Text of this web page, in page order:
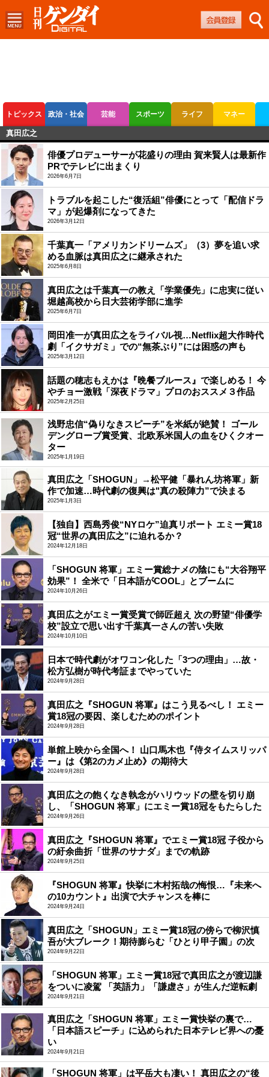
トピックス 政治・社会 芸能 スポーツ ライフ マネー
ボートレース
真田広之
俳優プロデューサーが花盛りの理由 賀来賢人は最新作
PRでテレビに出まくり
2026年6月7日
トラブルを起こした“復活組”俳優にとって「配信ドラ
マ」が起爆剤になってきた
2026年3月12日
千葉真一「アメリカンドリームズ」（3）夢を追い求
める血脈は真田広之に継承された
2025年6月8日
真田広之は千葉真一の教え「学業優先」に忠実に従い
堀越高校から日大芸術学部に進学
2025年6月7日
岡田准一が真田広之をライバル視…Netflix超大作時代
劇「イクサガミ」での“無茶ぶり”には困惑の声も
2025年3月12日
話題の穂志もえかは『晩餐ブルース』で楽しめる！ 今
やチョー激戦「深夜ドラマ」プロのおススメ３作品
2025年2月25日
浅野忠信“偽りなきスピーチ”を米紙が絶賛！ ゴール
デングローブ賞受賞、北欧系米国人の血をひくクオー
ター
2025年1月19日
真田広之「SHOGUN」→松平健「暴れん坊将軍」新
作で加速…時代劇の復興は"真の殺陣力”で決まる
2025年1月3日
【独自】西島秀俊“NYロケ”迫真リポート エミー賞18
冠“世界の真田広之”に迫れるか？
2024年12月18日
「SHOGUN 将軍」エミー賞総ナメの陰にも“大谷翔平
効果”！ 全米で「日本語がCOOL」とブームに
2024年10月26日
真田広之がエミー賞受賞で師匠超え 次の野望“俳優学
校”設立で思い出す千葉真一さんの苦い失敗
2024年10月10日
日本で時代劇がオワコン化した「3つの理由」…故・
松方弘樹が時代考証までやっていた
2024年9月28日
真田広之『SHOGUN 将軍』はこう見るべし！ エミー
賞18冠の要因、楽しむためのポイント
2024年9月28日
単館上映から全国へ！ 山口馬木也『侍タイムスリッパ
ー』は《第2のカメ止め》の期待大
2024年9月28日
真田広之の飽くなき執念がハリウッドの壁を切り崩
し、「SHOGUN 将軍」にエミー賞18冠をもたらした
2024年9月26日
真田広之『SHOGUN 将軍』でエミー賞18冠 子役から
の紆余曲折「世界のサナダ」までの軌跡
2024年9月25日
『SHOGUN 将軍』快挙に木村拓哉の悔恨…『未来へ
の10カウント』出演で大チャンスを棒に
2024年9月24日
真田広之「SHOGUN」エミー賞18冠の傍らで柳沢慎
吾が大ブレーク！期待膨らむ「ひとり甲子園」の次
2024年9月22日
「SHOGUN 将軍」エミー賞18冠で真田広之が渡辺謙
をついに凌駕 「英語力」「謙虚さ」が生んだ逆転劇
2024年9月21日
真田広之「SHOGUN 将軍」エミー賞快挙の裏で…
「日本語スピーチ」に込められた日本テレビ界への憂
い
2024年9月21日
「SHOGUN 将軍」は平岳大も凄い！ 真田広之の“後